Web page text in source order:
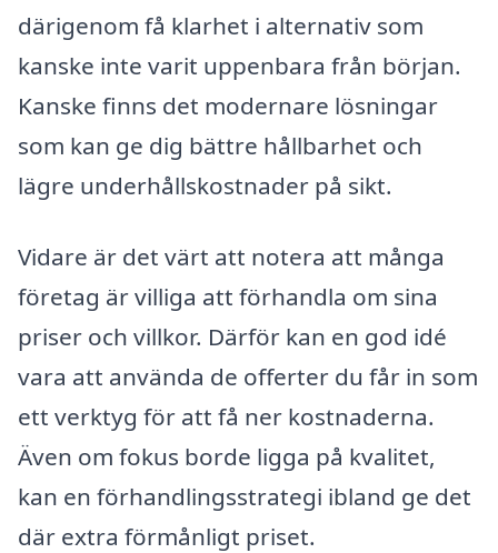
därigenom få klarhet i alternativ som
kanske inte varit uppenbara från början.
Kanske finns det modernare lösningar
som kan ge dig bättre hållbarhet och
lägre underhållskostnader på sikt.
Vidare är det värt att notera att många
företag är villiga att förhandla om sina
priser och villkor. Därför kan en god idé
vara att använda de offerter du får in som
ett verktyg för att få ner kostnaderna.
Även om fokus borde ligga på kvalitet,
kan en förhandlingsstrategi ibland ge det
där extra förmånligt priset.